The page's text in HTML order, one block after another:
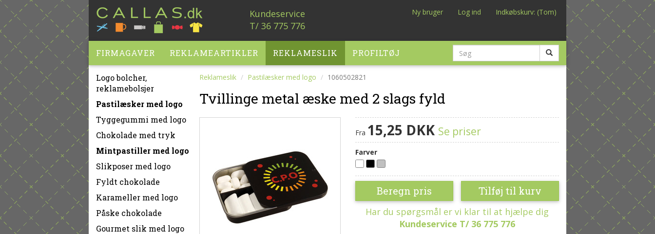
Kundeservice
T/ 36 775 776
Ny bruger Log ind Indkøbskurv: (Tom)
FIRMAGAVER REKLAMEARTIKLER REKLAMESLIK PROFILTØJ
Logo bolcher,
reklamebolsjer
Pastilæsker med logo
Tyggegummi med logo
Chokolade med tryk
Mintpastiller med logo
Slikposer med logo
Fyldt chokolade
Karameller med logo
Påske chokolade
Gourmet slik med logo
Reklameslik Pastilæsker med logo 1060502821
Tvillinge metal æske med 2 slags fyld
Fra 15,25 DKK Se priser
Farver
Beregn pris Tilføj til kurv
Har du spørgsmål er vi klar til at hjælpe dig
Kundeservice T/ 36 775 776